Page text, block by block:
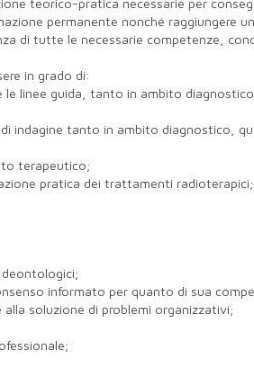
permanente nonché raggiungere
di tutte le necessarie competenze,
in grado di:
le linee guida, tanto in ambito
indagine tanto in ambito diagnostico,
terapeutico;
pratica dei trattamenti radioterapici;
informato per quanto di sua
soluzione di problemi organizzativi;